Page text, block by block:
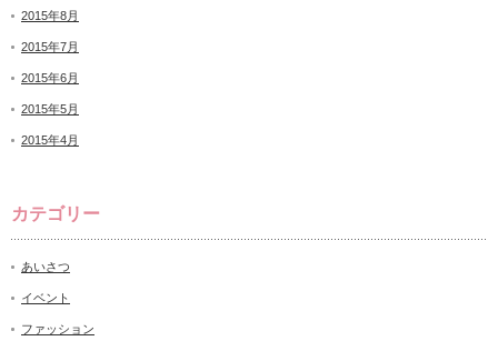
2015年8月
2015年7月
2015年6月
2015年5月
2015年4月
カテゴリー
あいさつ
イベント
ファッション